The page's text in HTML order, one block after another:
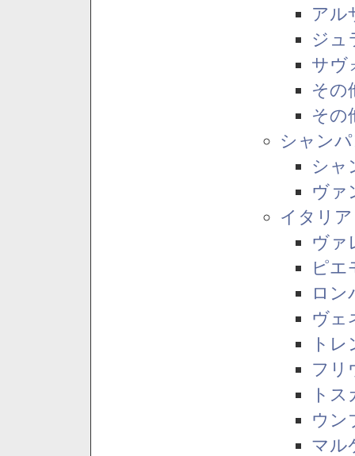
アル
ジュ
サヴ
その
その
シャン
シャ
ヴァ
イタリア
ヴァ
ピエ
ロン
ヴェ
ト
フリ
ト
ウン
マル